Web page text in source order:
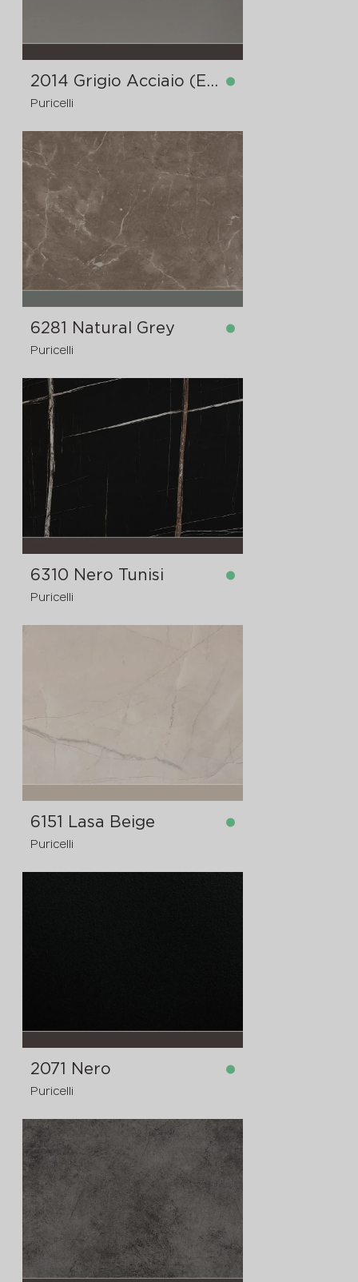
2014 Grigio Acciaio (Ext&Int)
Puricelli
4200x1620x8 mm dostupno
6281 Natural Grey
Puricelli
4200x1620x12 mm dostupno
6310 Nero Tunisi
Puricelli
6151 Lasa Beige
Puricelli
2071 Nero
Puricelli
4200x1620x12 mm dostupno